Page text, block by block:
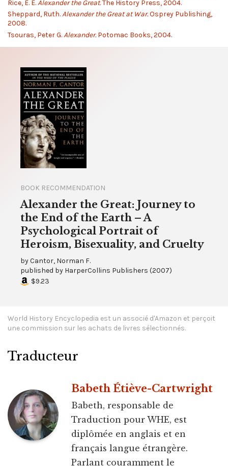
Rice, E. E.Alexander the Great.The History Press, 2004.
Sheppard, Ruth.Alexander the Great at War.Osprey Publishing,
2008.
Tsouras, Peter G.Alexander.Potomac Books, 2004.
BOOK RECOMMENDATION
Alexander the Great: Journey to
the End of the Earth – A
Psychological Portrait of
Heroism, Bisexuality, and Cruelty
byCantor, Norman F.
published by HarperCollins Publishers (2007)
$9.23
World History Encyclopedia est un associé d'Amazon et perçoit
une commission sur les achats de livres sélectionnés.
Traducteur
Babeth Étiève-Cartwright
Babeth, responsable de
Traduction pour WHE, est
diplômée en anglais et en
français langue étrangère.
Parlant couramment le